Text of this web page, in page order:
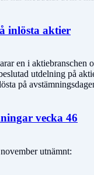
inlösta aktier
en i aktiebranschen
utdelning på
på
vecka 46
utnämnt: